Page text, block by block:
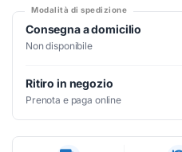
Modalità di spedizione
Consegna a domicilio
Non disponibile
Ritiro in negozio
Prenota e paga online